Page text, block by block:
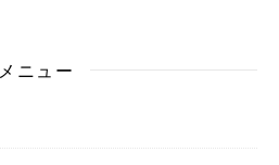
メニュー